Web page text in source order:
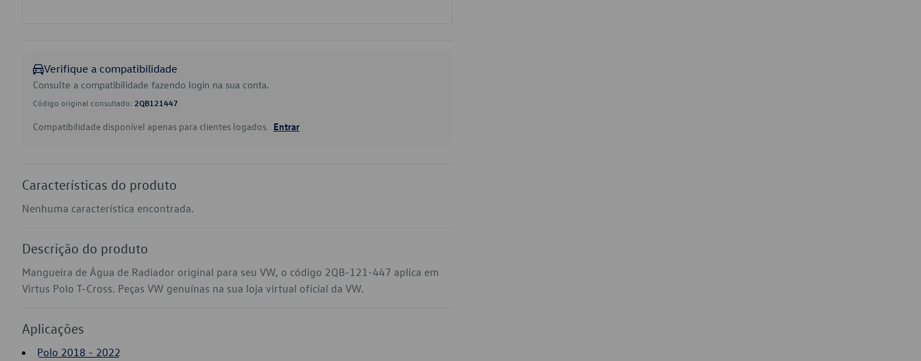
Verifique a compatibilidade
Consulte a compatibilidade fazendo login na sua conta.
Código original consultado: 2QB121447
Compatibilidade disponível apenas para clientes logados. Entrar
Características do produto
Nenhuma característica encontrada.
Descrição do produto
Mangueira de Água de Radiador original para seu VW, o código 2QB-121-447 aplica em
Virtus Polo T-Cross. Peças VW genuínas na sua loja virtual oficial da VW.
Aplicações
Polo 2018 - 2022